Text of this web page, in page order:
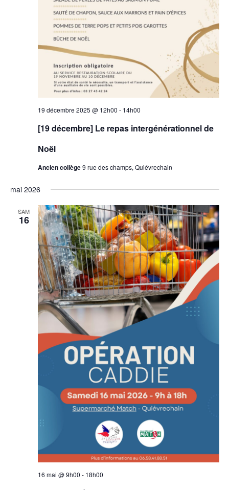
19 décembre 2025 @ 12h00 - 14h00
[19 décembre] Le repas intergénérationnel de
Noël
Ancien collège9 rue des champs, Quiévrechain
mai 2026
SAM
16
16 mai @ 9h00 - 18h00